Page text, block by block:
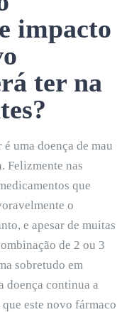
impacto
ter na
uma doença de mau
Felizmente nas
que
o
e apesar de muitas
de 2 ou 3
sobretudo em
doença continua a
este novo fármaco